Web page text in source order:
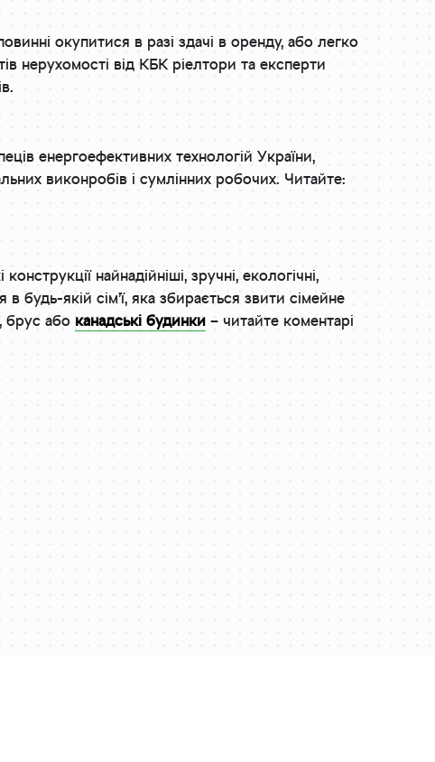
окупитися в разі здачі в оренду, або легко
нерухомості від КБК ріелтори та експерти
енергоефективних технологій України,
виконробів і сумлінних робочих. Читайте:
найнадійніші, зручні, екологічні,
будь-якій сім’ї, яка збирається звити сімейне
брус або канадські будинки– читайте коментарі